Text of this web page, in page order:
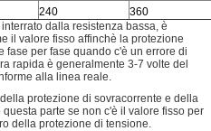
240
360
dalla resistenza bassa, è
il valore fisso affinchè la protezione
fase per fase quando c'è un errore di
rapida è generalmente 3-7 volte del
alla linea reale.
protezione di sovracorrente e della
parte se non c'è il valore fisso per
puro della protezione di tensione.